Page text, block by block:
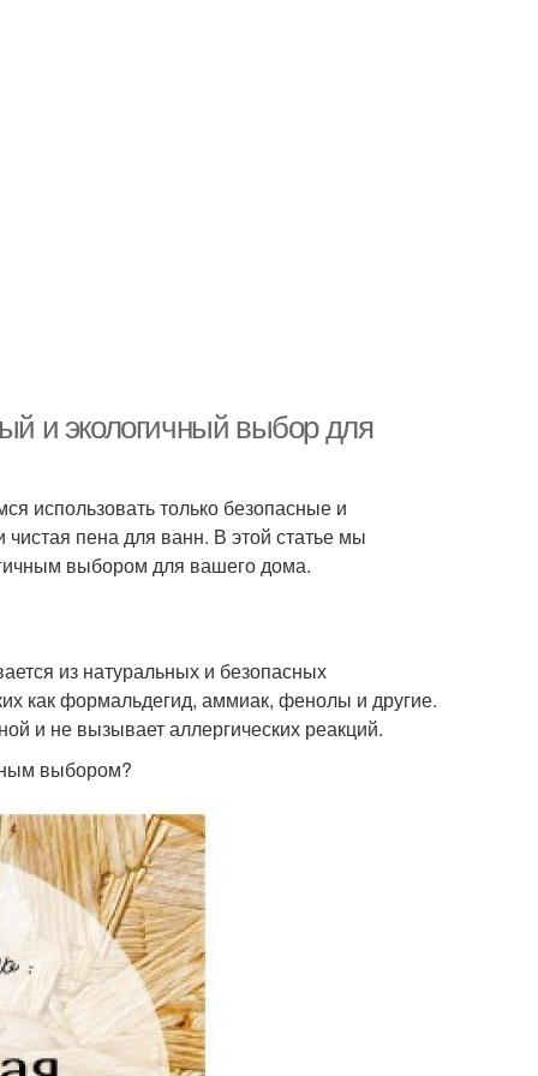
и экологичный выбор для
использовать только безопасные и
пена для ванн. В этой статье мы
выбором для вашего дома.
из натуральных и безопасных
как формальдегид, аммиак, фенолы и другие.
и не вызывает аллергических реакций.
выбором?